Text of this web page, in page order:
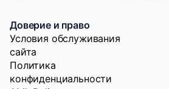
Доверие и право
Условия обслуживания
сайта
Политика
конфиденциальности